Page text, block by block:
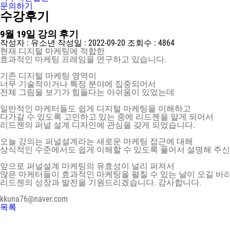
문의하기
수강후기
9월 19일 강의 후기
작성자 : 유소년 작성일 : 2022-09-20 조회수 : 4864
현재 디지털 마케팅에 적합한
효과적인 마케팅 프레임을 연구하고 있습니다.
기존 디지털 마케팅 영역이
너무 기술적이거나 특정 분야에 집중되어서
전체 그림을 보기가 힘들다는 아쉬움이 있었는데
일반적인 마케터들도 쉽게 디지털 마케팅을 이해하고
다가갈 수 있도록 고민하고 있는 중에 리드젠을 알게 되어서
리드젠의 퍼널 설계 디자인에 관심을 갖게 되었습니다.
오늘 강의는 퍼널설계라는 새로운 마케팅 접근에 대해
상식적인 수준에서도 쉽게 이해할 수 있도록 풀어서 설명해 주
앞으로 퍼널설계 마케팅의 유효성이 널리 퍼져서
많은 마케터들이 효과적인 마케팅을 펼칠 수 있는 날이 오길 바
리드젠의 성장과 발전을 기원드리겠습니다. 감사합니다.
kkuna76@naver.com
목록